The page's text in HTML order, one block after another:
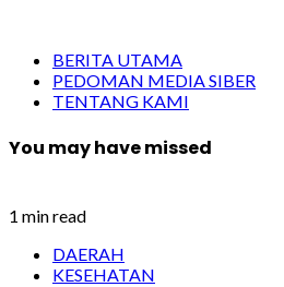
BERITA UTAMA
PEDOMAN MEDIA SIBER
TENTANG KAMI
You may have missed
1 min read
DAERAH
KESEHATAN